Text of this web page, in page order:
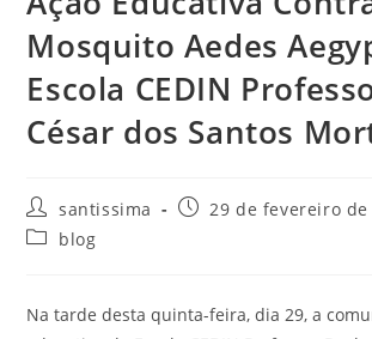
Mosquito Aedes
Escola CEDIN
César dos Santos
santissima
29 de fevereiro de
blog
Na tarde desta quinta-feira, dia 29, a